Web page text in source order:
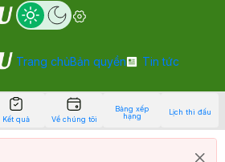
Trang chủBản quyền Tin tức
Kết quả Về chúng tôi
Bảng xếp
hạng
Lịch thi đấu